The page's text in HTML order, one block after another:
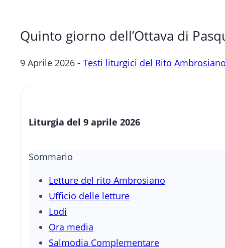
Quinto giorno dell’Ottava di
9 Aprile 2026 - Testi liturgici del Rito
Liturgia del 9 aprile 2026
Sommario
Letture del rito Ambrosiano
Ufficio delle letture
Lodi
Ora media
Salmodia Complementare